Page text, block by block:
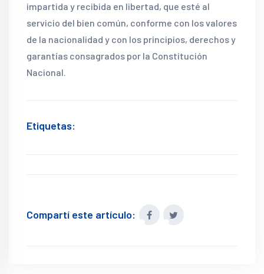
impartida y recibida en libertad, que esté al
servicio del bien común, conforme con los valores
de la nacionalidad y con los principios, derechos y
garantías consagrados por la Constitución
Nacional.
Etiquetas:
Compartí este artículo: